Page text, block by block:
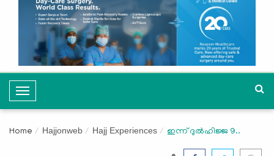
T
o
g
Home Hajjonweb Hajj Experiences ഇന്ന് ദുല്‍ഹിജ്ജ 9..